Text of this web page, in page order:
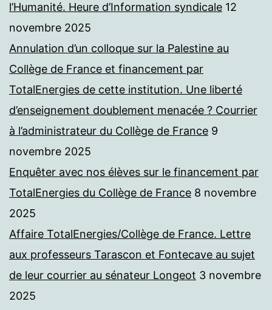
l’Humanité. Heure d’Information syndicale 12
novembre 2025
Annulation d’un colloque sur la Palestine au
Collège de France et financement par
TotalEnergies de cette institution. Une liberté
d’enseignement doublement menacée ? Courrier
à l’administrateur du Collège de France 9
novembre 2025
Enquêter avec nos élèves sur le financement par
TotalEnergies du Collège de France 8 novembre
2025
Affaire TotalEnergies/Collège de France. Lettre
aux professeurs Tarascon et Fontecave au sujet
de leur courrier au sénateur Longeot 3 novembre
2025